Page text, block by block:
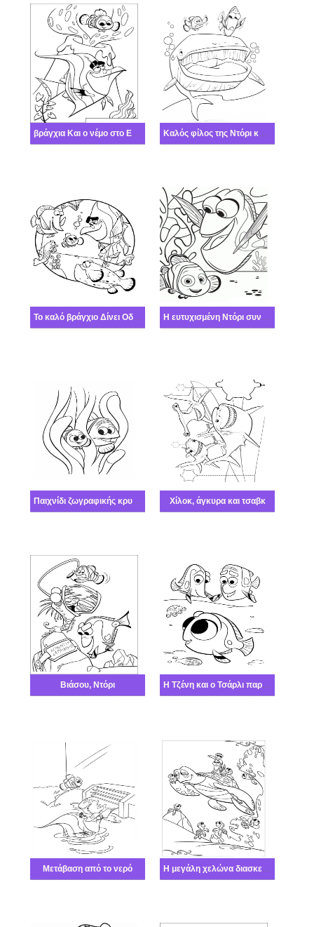
βράγχια Και ο νέμο στο Ενυδρείο Καλός φίλος της Ντόρι και του Μάρλιν
Το καλό βράγχιο Δίνει Οδηγίες στα νεαρά ψάρια Η ευτυχισμένη Ντόρι συναντά τον μικρό Νέμο
Παιχνίδι ζωγραφικής κρυφτού Χίλοκ, άγκυρα και τσαβκ
Βιάσου, Ντόρι Η Τζένη και ο Τσάρλι παρακολουθούν την Ντόρι
Μετάβαση από το νερό Η μεγάλη χελώνα διασκεδάζει τις χελώνες και τα ψάρια